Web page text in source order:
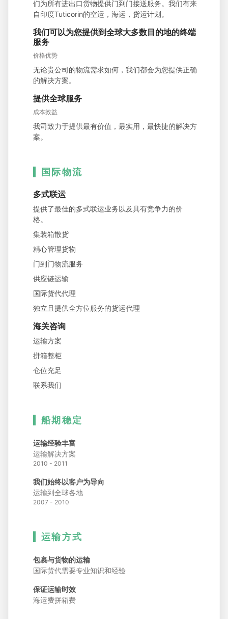
们为所有进出口货物提供门到门接送服务。我们有来
自印度Tuticorin的空运，海运，货运计划。
我们可以为您提供到全球大多数目的地的终端
服务
价格优势
无论贵公司的物流需求如何，我们都会为您提供正确
的解决方案。
提供全球服务
成本效益
我司致力于提供最有价值，最实用，最快捷的解决方
案。
国际物流
多式联运
提供了最佳的多式联运业务以及具有竞争力的价
格。
集装箱散货
精心管理货物
门到门物流服务
供应链运输
国际货代代理
独立且提供全方位服务的货运代理
海关咨询
运输方案
拼箱整柜
仓位充足
联系我们
船期稳定
运输经验丰富
运输解决方案
2010 - 2011
我们始终以客户为导向
运输到全球各地
2007 - 2010
运输方式
包裹与货物的运输
国际货代需要专业知识和经验
保证运输时效
海运费拼箱费